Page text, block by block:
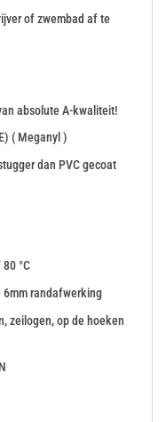
of zwembad af te
absolute A-kwaliteit!
( Meganyl )
dan PVC gecoat
°C
randafwerking
zeilogen, op de hoeken